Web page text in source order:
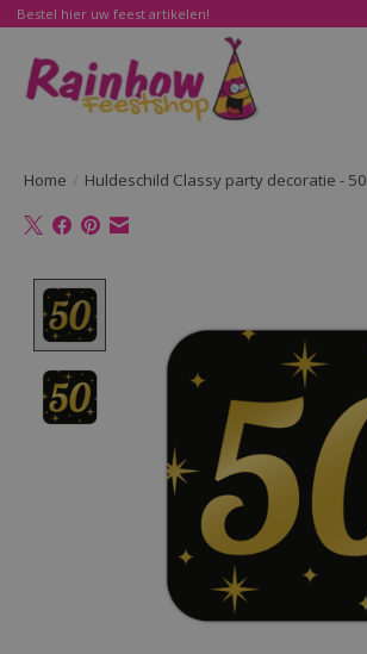
Bestel hier uw feest artikelen!
Home / Huldeschild Classy party decoratie - 50